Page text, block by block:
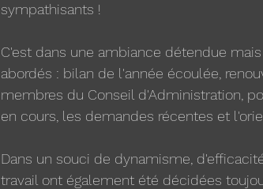
sympathisants !
C'est dans une ambiance détendue
abordés : bilan de l'année écoulée,
membres du Conseil d'Administration,
en cours, les demandes récentes et
Dans un souci de dynamisme,
travail ont également été décidées